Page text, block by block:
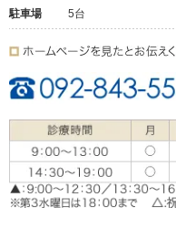
駐車場 5台